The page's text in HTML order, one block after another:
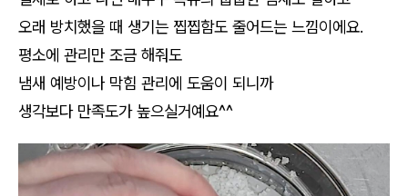
오래 방치했을 때 생기는 찝찝함도 줄어드는 느낌이에요.
평소에 관리만 조금 해줘도
냄새 예방이나 막힘 관리에 도움이 되니까
생각보다 만족도가 높으실거예요^^